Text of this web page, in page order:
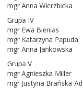
mgr Anna Wierzbicka
Grupa IV
mgr Ewa Bienias
mgr Katarzyna Papuda
mgr Anna Jankowska
Grupa V
mgr Agnieszka Miller
mgr Justyna Brańska-